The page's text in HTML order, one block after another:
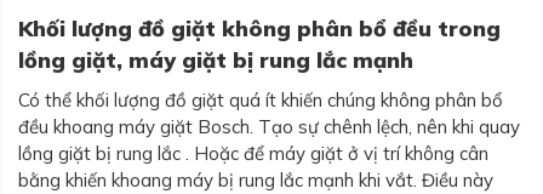
Khối lượng đồ giặt không phân bổ đều trong
lồng giặt, máy giặt bị rung lắc mạnh
Có thể khối lượng đồ giặt quá ít khiến chúng không phân bổ
đều khoang máy giặt Bosch. Tạo sự chênh lệch, nên khi quay
lồng giặt bị rung lắc . Hoặc để máy giặt ở vị trí không cân
bằng khiến khoang máy bị rung lắc mạnh khi vắt. Điều này